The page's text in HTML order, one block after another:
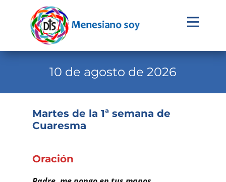
Evangelio
Institucional
Pastoral Vocacional
10 de agosto de 2026
Martes de la 1ª semana de
Cuaresma
Oración